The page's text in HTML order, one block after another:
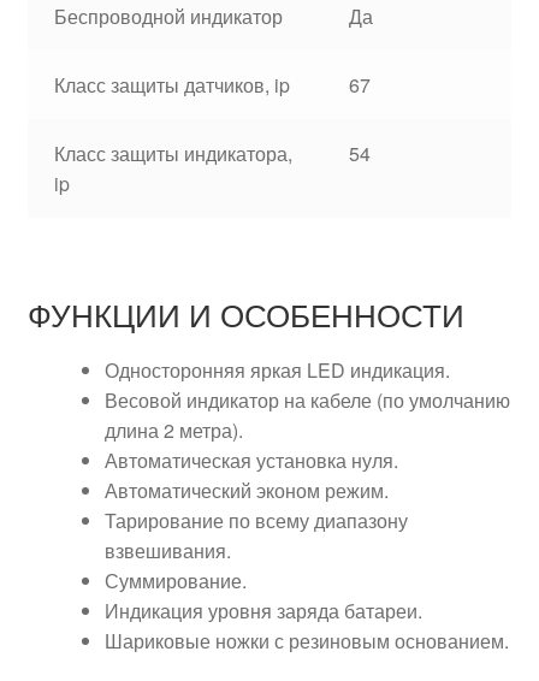
Беспроводной индикатор Да
Класс защиты датчиков, ip 67
Класс защиты индикатора,
ip
54
ФУНКЦИИ И ОСОБЕННОСТИ
Односторонняя яркая LED индикация.
Весовой индикатор на кабеле (по умолчанию
длина 2 метра).
Автоматическая установка нуля.
Автоматический эконом режим.
Тарирование по всему диапазону
взвешивания.
Суммирование.
Индикация уровня заряда батареи.
Шариковые ножки с резиновым основанием.